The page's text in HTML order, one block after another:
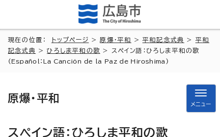
現在の位置： トップページ >原爆・平和 >平和記念式典 > 平和
記念式典
>ひろしま平和の歌 > スペイン語：ひろしま平和の歌
(Español：La Canción de la Paz de Hiroshima)
原爆・平和
メニュー
スペイン語：ひろしま平和の歌